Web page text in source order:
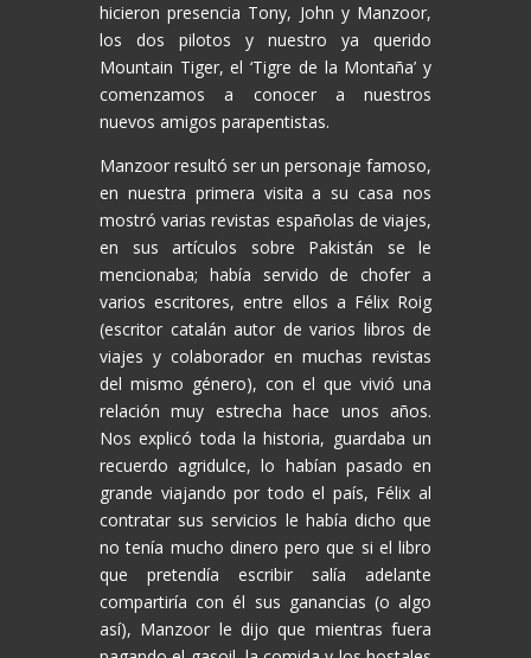
hicieron presencia Tony, John y Manzoor,
los dos pilotos y nuestro ya querido
Mountain Tiger, el ‘Tigre de la Montaña’ y
comenzamos a conocer a nuestros
nuevos amigos parapentistas.
Manzoor resultó ser un personaje famoso,
en nuestra primera visita a su casa nos
mostró varias revistas españolas de viajes,
en sus artículos sobre Pakistán se le
mencionaba; había servido de chofer a
varios escritores, entre ellos a Félix Roig
(escritor catalán autor de varios libros de
viajes y colaborador en muchas revistas
del mismo género), con el que vivió una
relación muy estrecha hace unos años.
Nos explicó toda la historia, guardaba un
recuerdo agridulce, lo habían pasado en
grande viajando por todo el país, Félix al
contratar sus servicios le había dicho que
no tenía mucho dinero pero que si el libro
que pretendía escribir salía adelante
compartiría con él sus ganancias (o algo
así), Manzoor le dijo que mientras fuera